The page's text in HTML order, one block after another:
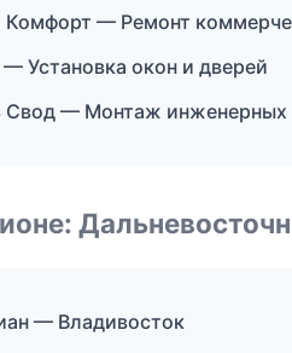
Комфорт — Ремонт
Установка окон и дверей
Свод — Монтаж инженерных
— Владивосток